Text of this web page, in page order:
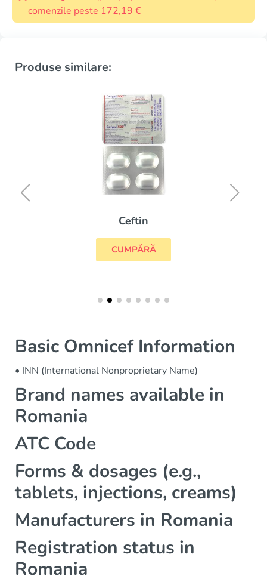
comenzile peste 172,19 €
Produse similare:
Ceftin
CUMPĂRĂ
Basic Omnicef Information
• INN (International Nonproprietary Name)
Brand names available in
Romania
ATC Code
Forms & dosages (e.g.,
tablets, injections, creams)
Manufacturers in Romania
Registration status in
Romania